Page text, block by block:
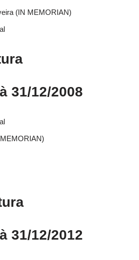
(IN MEMORIAN)
31/12/2008
31/12/2012